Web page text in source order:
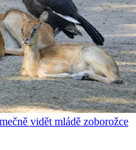
vidět mládě zoborožce